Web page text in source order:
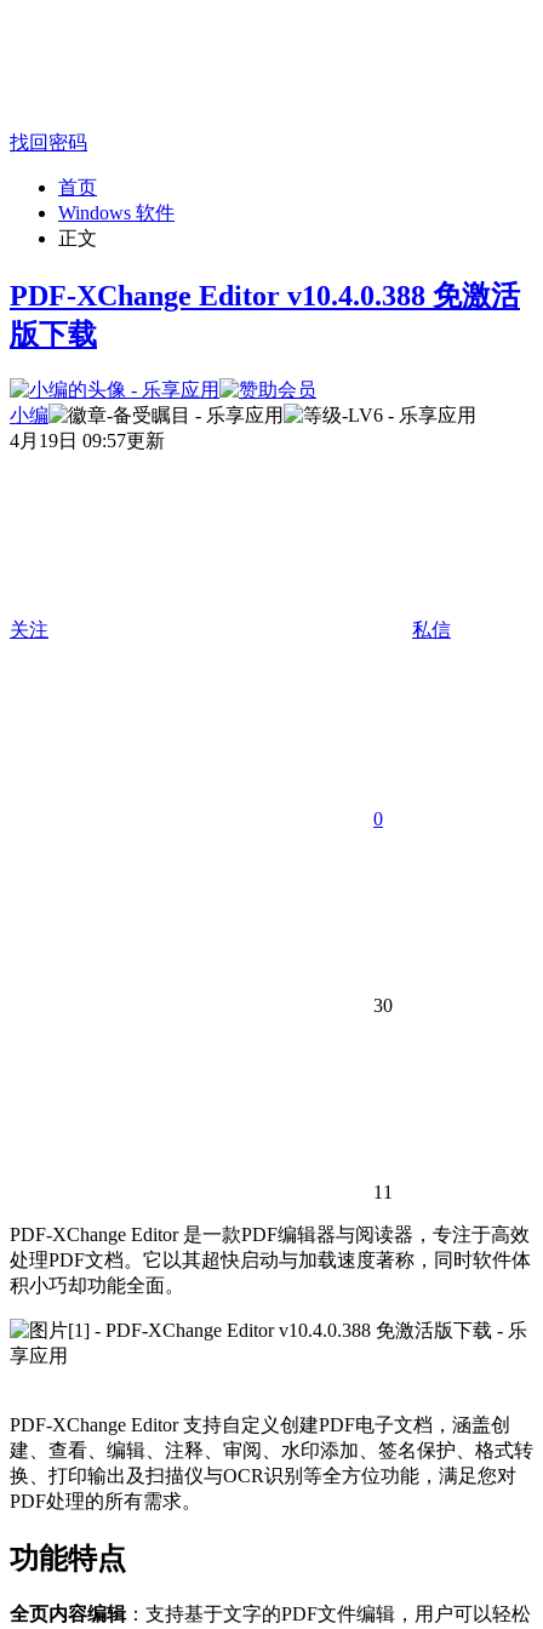
找回密码
首页
Windows 软件
正文
PDF-XChange Editor v10.4.0.388 免激活
版下载
小编
4月19日 09:57更新
关注 私信
0
30
11
PDF-XChange Editor 是一款PDF编辑器与阅读器，专注于高效
处理PDF文档。它以其超快启动与加载速度著称，同时软件体
积小巧却功能全面。
PDF-XChange Editor 支持自定义创建PDF电子文档，涵盖创
建、查看、编辑、注释、审阅、水印添加、签名保护、格式转
换、打印输出及扫描仪与OCR识别等全方位功能，满足您对
PDF处理的所有需求。
功能特点
全页内容编辑：支持基于文字的PDF文件编辑，用户可以轻松